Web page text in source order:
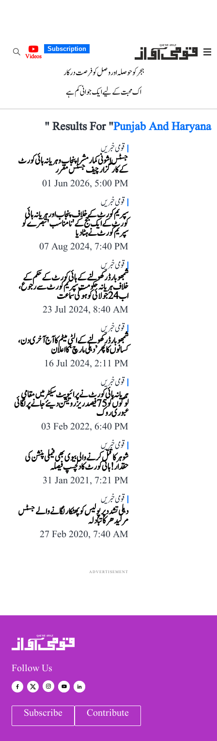
Subscription
Videos
ہجر کو حوصلہ اور وصل کو فرصت درکار
اک محبت کے لیے ایک جوانی کم ہے
Results For "Punjab And Haryana
"
قومی خبریں
جسٹس اشونی کمار مشرا پنجاب و ہریانہ ہائی کورٹ
کے کارگزار چیف جسٹس مقرر
01 Jun 2026, 5:00 PM
قومی خبریں
سپریم کورٹ کے خلاف پنجاب اور ہریانہ ہائی
کورٹ کے ایک جج کے 'نامناسب' تبصرے کو
سپریم کورٹ نے ہٹا دیا
07 Aug 2024, 7:40 PM
قومی خبریں
شمبھو بارڈر کھولنے کے ہائی کورٹ کے حکم کے
خلاف ہریانہ حکومت سپریم کورٹ سے رجوع،
اب 24 جولائی کو ہوگی سماعت
23 Jul 2024, 8:40 AM
قومی خبریں
شمبھو بارڈر کھولنے کے الٹی میٹم کا آج آخری دن،
کسانوں کا پھر ’دہلی مارچ‘ کا اعلان
16 Jul 2024, 2:11 PM
قومی خبریں
ہریانہ ہائی کورٹ نے پرائیویٹ سیکٹر میں مقامی
لوگوں کو 75 فیصد ریزرویشن دیئے جانے پر لگائی
عبوری روک
03 Feb 2022, 6:40 PM
قومی خبریں
شوہر کا قتل کرنے والی بیوی بھی فیملی پنشن کی
حقدار! ہائی کورٹ کا دلچسپ فیصلہ
31 Jan 2021, 7:21 PM
قومی خبریں
دہلی تشدد پر پولیس کو پھٹکار لگانے والے جسٹس
مرلیدھر کا تبادلہ
27 Feb 2020, 7:40 AM
ADVERTISEMENT
Follow Us
Subscribe Contribute